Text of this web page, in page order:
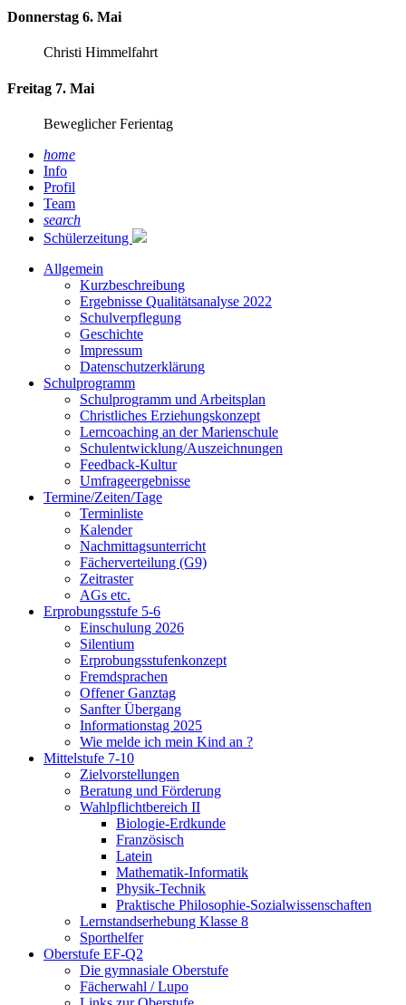
Donnerstag 6. Mai
Christi Himmelfahrt
Freitag 7. Mai
Beweglicher Ferientag
home
Info
Profil
Team
search
Schülerzeitung
Allgemein
Kurzbeschreibung
Ergebnisse Qualitätsanalyse 2022
Schulverpflegung
Geschichte
Impressum
Datenschutzerklärung
Schulprogramm
Schulprogramm und Arbeitsplan
Christliches Erziehungskonzept
Lerncoaching an der Marienschule
Schulentwicklung/Auszeichnungen
Feedback-Kultur
Umfrageergebnisse
Termine/Zeiten/Tage
Terminliste
Kalender
Nachmittagsunterricht
Fächerverteilung (G9)
Zeitraster
AGs etc.
Erprobungsstufe 5-6
Einschulung 2026
Silentium
Erprobungsstufenkonzept
Fremdsprachen
Offener Ganztag
Sanfter Übergang
Informationstag 2025
Wie melde ich mein Kind an ?
Mittelstufe 7-10
Zielvorstellungen
Beratung und Förderung
Wahlpflichtbereich II
Biologie-Erdkunde
Französisch
Latein
Mathematik-Informatik
Physik-Technik
Praktische Philosophie-Sozialwissenschaften
Lernstandserhebung Klasse 8
Sporthelfer
Oberstufe EF-Q2
Die gymnasiale Oberstufe
Fächerwahl / Lupo